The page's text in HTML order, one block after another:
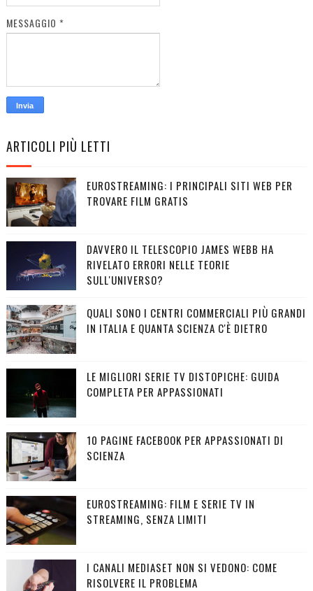
MESSAGGIO *
ARTICOLI PIÙ LETTI
EUROSTREAMING: I PRINCIPALI SITI WEB PER
TROVARE FILM GRATIS
DAVVERO IL TELESCOPIO JAMES WEBB HA
RIVELATO ERRORI NELLE TEORIE
SULL'UNIVERSO?
QUALI SONO I CENTRI COMMERCIALI PIÙ GRANDI
IN ITALIA E QUANTA SCIENZA C'È DIETRO
LE MIGLIORI SERIE TV DISTOPICHE: GUIDA
COMPLETA PER APPASSIONATI
10 PAGINE FACEBOOK PER APPASSIONATI DI
SCIENZA
EUROSTREAMING: FILM E SERIE TV IN
STREAMING, SENZA LIMITI
I CANALI MEDIASET NON SI VEDONO: COME
RISOLVERE IL PROBLEMA